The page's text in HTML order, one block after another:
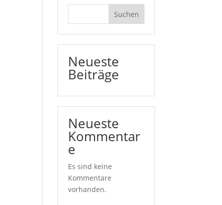
Suchen
Neueste
Beiträge
Neueste
Kommentar
e
Es sind keine
Kommentare
vorhanden.